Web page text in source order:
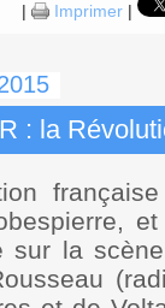
| Imprimer|
: la
sur la